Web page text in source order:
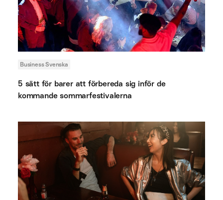
Business Svenska
5 sätt för barer att förbereda sig inför de
kommande sommarfestivalerna